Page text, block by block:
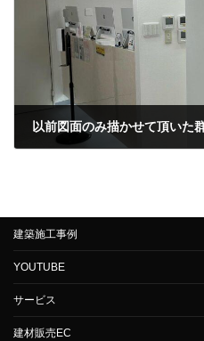
建築施工事例
YOUTUBE
サービス
建材販売EC